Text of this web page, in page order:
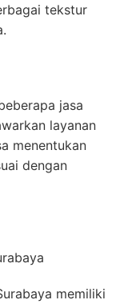
tekstur
jasa
layanan
menentukan
dengan
memiliki